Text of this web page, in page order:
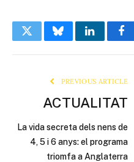
TwitterBlueskyLinkedIn
PREVIOUS ARTICLE
ACTUALITAT
La vida secreta dels nens de
4, 5 i 6 anys: el programa
triomfa a Anglaterra